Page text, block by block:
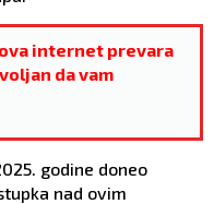
internet prevara
da vam
godine doneo
nad ovim